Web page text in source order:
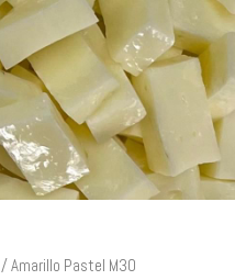
/ Amarillo Pastel M30